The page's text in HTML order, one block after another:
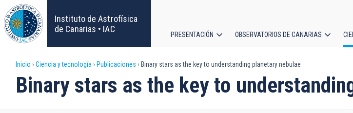
Pasar
al
contenido
principal
Instituto de Astrofísica
de Canarias • IAC
principal
PRESENTACIÓN OBSERVATORIOS DE CANARIAS
Sobrescribir
enlaces
Inicio Ciencia y tecnología Publicaciones Binary stars as the key to understanding planetary nebulae
Binary stars as the key to